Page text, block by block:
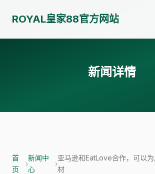
ROYAL皇家88官方网站
新闻详情
首
页
›
新闻中
心
›
亚马逊和EatLove合作，可以
材